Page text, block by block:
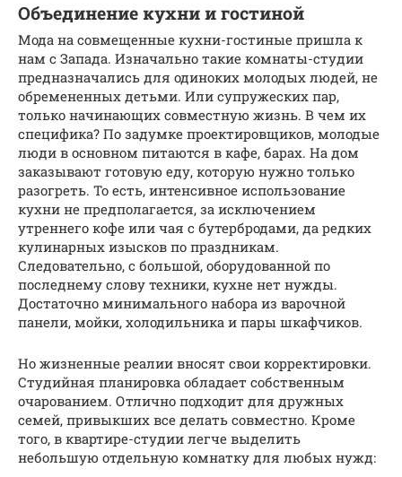
Объединение кухни и гостиной
Мода на совмещенные кухни-гостиные пришла к
нам с Запада. Изначально такие комнаты-студии
предназначались для одиноких молодых людей, не
обремененных детьми. Или супружеских пар,
только начинающих совместную жизнь. В чем их
специфика? По задумке проектировщиков, молодые
люди в основном питаются в кафе, барах. На дом
заказывают готовую еду, которую нужно только
разогреть. То есть, интенсивное использование
кухни не предполагается, за исключением
утреннего кофе или чая с бутербродами, да редких
кулинарных изысков по праздникам.
Следовательно, с большой, оборудованной по
последнему слову техники, кухне нет нужды.
Достаточно минимального набора из варочной
панели, мойки, холодильника и пары шкафчиков.
Но жизненные реалии вносят свои корректировки.
Студийная планировка обладает собственным
очарованием. Отлично подходит для дружных
семей, привыкших все делать совместно. Кроме
того, в квартире-студии легче выделить
небольшую отдельную комнатку для любых нужд: